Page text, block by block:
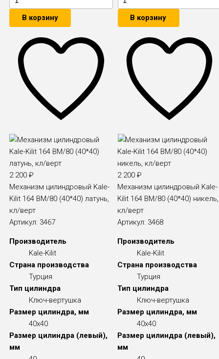
В корзину В корзину
2 200₽
Механизм цилиндровый Kale-
Kilit 164 BM/80 (40*40) латунь,
кл/верт
Артикул: 3467
Производитель
Kale-Kilit
Страна производства
Турция
Тип цилиндра
Ключ-вертушка
Размер цилиндра, мм
40x40
Размер цилиндра (левый),
мм
2 200₽
Механизм цилиндровый Kale-
Kilit 164 BM/80 (40*40) никель,
кл/верт
Артикул: 3468
Производитель
Kale-Kilit
Страна производства
Турция
Тип цилиндра
Ключ-вертушка
Размер цилиндра, мм
40x40
Размер цилиндра (левый),
мм